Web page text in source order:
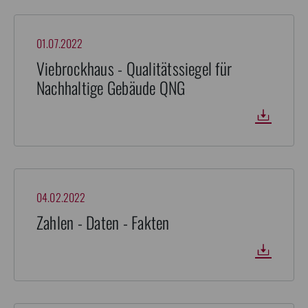
01.07.2022
Viebrockhaus - Qualitätssiegel für
Nachhaltige Gebäude QNG
04.02.2022
Zahlen - Daten - Fakten